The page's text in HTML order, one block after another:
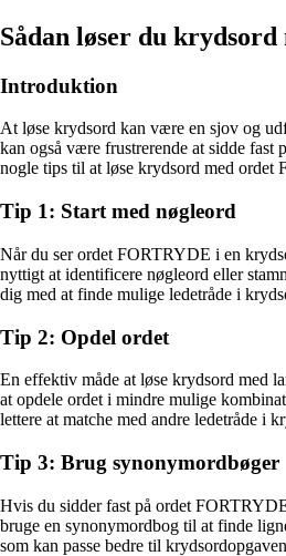
Sådan løser du
Introduktion
At løse krydsord kan være en sjov og
kan også være frustrerende at sidde fast
nogle tips til at løse krydsord med ordet
Tip 1: Start med nøgleord
Når du ser ordet FORTRYDE i en
nyttigt at identificere nøgleord eller
dig med at finde mulige ledetråde i
Tip 2: Opdel ordet
En effektiv måde at løse krydsord med
at opdele ordet i mindre mulige
lettere at matche med andre ledetråde i
Tip 3: Brug synonymordbøger
Hvis du sidder fast på ordet
bruge en synonymordbog til at finde
som kan passe bedre til